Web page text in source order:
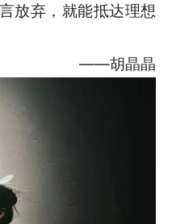
放弃，就能抵达理想
——胡晶晶